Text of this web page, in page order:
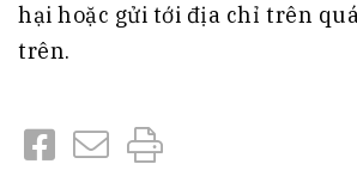
hại hoặc gửi tới địa chỉ trên
trên.